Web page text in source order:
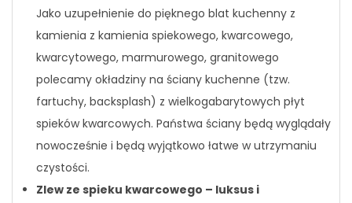
Jako uzupełnienie do pięknego blat kuchenny z
kamienia z kamienia spiekowego, kwarcowego,
kwarcytowego, marmurowego, granitowego
polecamy okładziny na ściany kuchenne (tzw.
fartuchy, backsplash) z wielkogabarytowych płyt
spieków kwarcowych. Państwa ściany będą wyglądały
nowocześnie i będą wyjątkowo łatwe w utrzymaniu
czystości.
Zlew ze spieku kwarcowego – luksus i